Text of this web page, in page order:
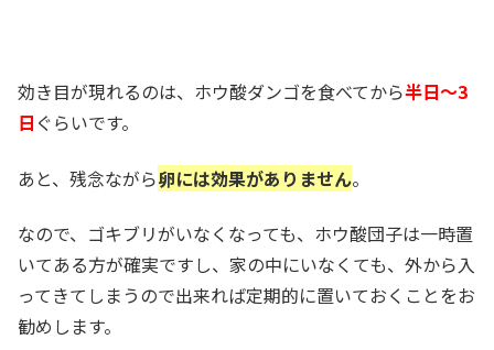
効き目が現れるのは、ホウ酸ダンゴを食べてから半日～3
日 ぐらいです。
あと、残念ながら卵には効果がありません。
なので、ゴキブリがいなくなっても、ホウ酸団子は一時置
いてある方が確実ですし、家の中にいなくても、外から入
ってきてしまうので出来れば定期的に置いておくことをお
勧めします。